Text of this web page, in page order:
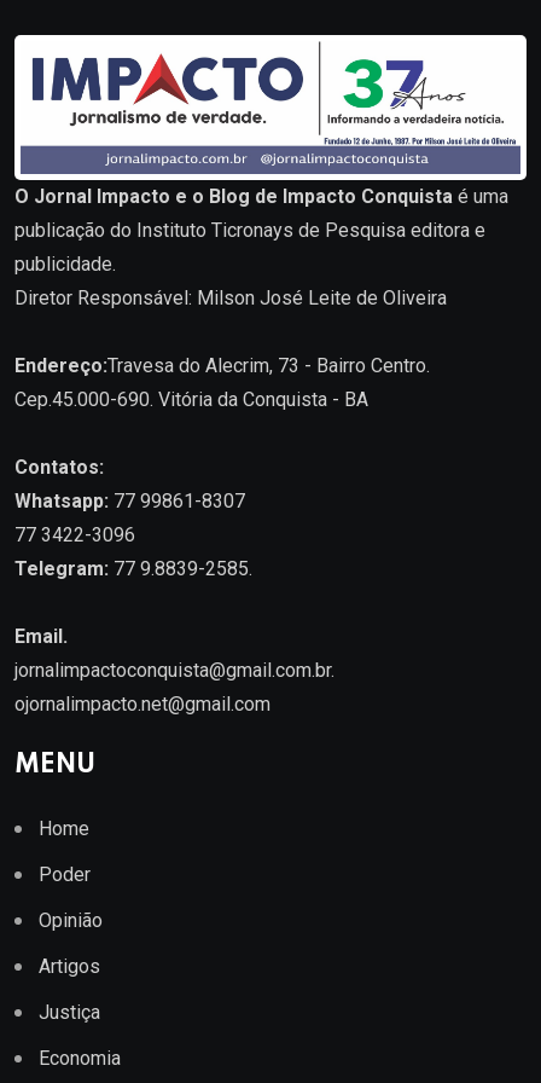
O Jornal Impacto e o Blog de Impacto Conquista é uma
publicação do Instituto Ticronays de Pesquisa editora e
publicidade.
Diretor Responsável: Milson José Leite de Oliveira
Endereço:Travesa do Alecrim, 73 - Bairro Centro.
Cep.45.000-690. Vitória da Conquista - BA
Contatos:
Whatsapp: 77 99861-8307
77 3422-3096
Telegram: 77 9.8839-2585.
Email.
jornalimpactoconquista@gmail.com.br.
ojornalimpacto.net@gmail.com
MENU
Home
Poder
Opinião
Artigos
Justiça
Economia